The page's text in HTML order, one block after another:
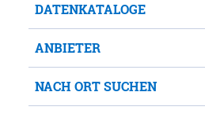
DATENKATALOGE
ANBIETER
NACH ORT SUCHEN